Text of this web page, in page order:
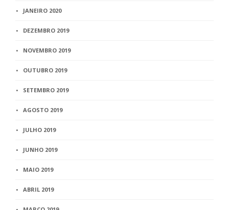
JANEIRO 2020
DEZEMBRO 2019
NOVEMBRO 2019
OUTUBRO 2019
SETEMBRO 2019
AGOSTO 2019
JULHO 2019
JUNHO 2019
MAIO 2019
ABRIL 2019